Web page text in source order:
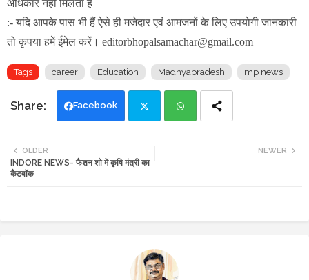
अधिकार नहीं मिलता है
:- यदि आपके पास भी हैं ऐसे ही मजेदार एवं आमजनों के लिए उपयोगी जानकारी
तो कृपया हमें ईमेल करें। editorbhopalsamachar@gmail.com
Tags career Education Madhyapradesh mp news
Facebook
tte
NEWER
OLDER
INDORE NEWS- फैशन शो में कृषि मंत्री का
कैटवॉक